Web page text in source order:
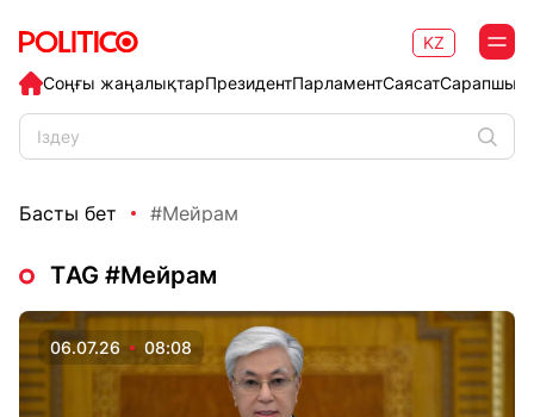
Соңғы жаңалықтарПрезидентПарламентСаясат
KZ
Басты бет #Мейрам
ТAG #Мейрам
06.07.26 08:08